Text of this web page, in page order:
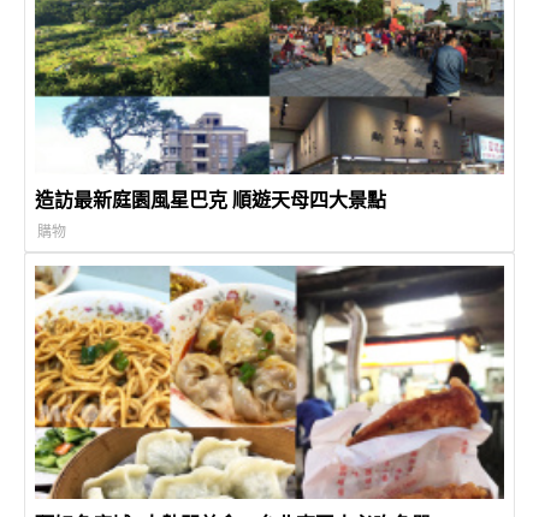
造訪最新庭園風星巴克 順遊天母四大景點
購物